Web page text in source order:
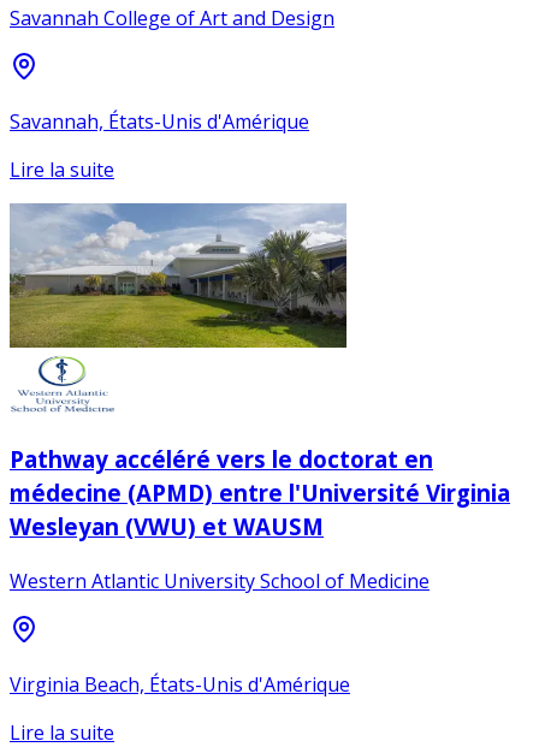
Savannah College of Art and Design
Savannah, États-Unis d'Amérique
Lire la suite
Pathway accéléré vers le doctorat en
médecine (APMD) entre l'Université Virginia
Wesleyan (VWU) et WAUSM
Western Atlantic University School of Medicine
Virginia Beach, États-Unis d'Amérique
Lire la suite